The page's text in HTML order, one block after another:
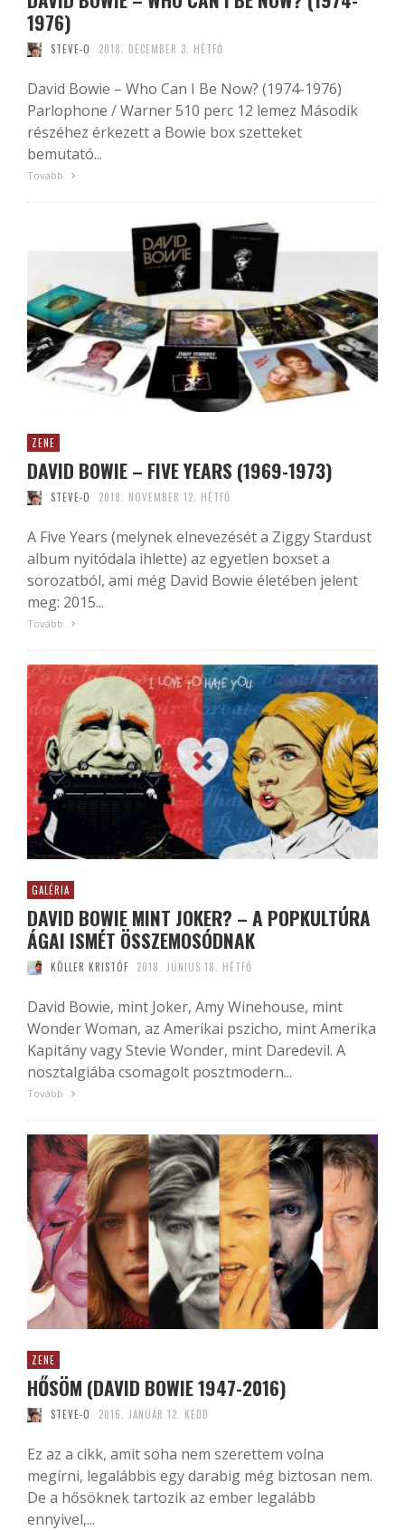
1976)
STEVE-O 2018. DECEMBER 3. HÉTFŐ
David Bowie – Who Can I Be Now? (1974-1976)
Parlophone / Warner 510 perc 12 lemez Második
részéhez érkezett a Bowie box szetteket
bemutató...
Tovább
ZENE
DAVID BOWIE – FIVE YEARS (1969-1973)
STEVE-O 2018. NOVEMBER 12. HÉTFŐ
A Five Years (melynek elnevezését a Ziggy Stardust
album nyitódala ihlette) az egyetlen boxset a
sorozatból, ami még David Bowie életében jelent
meg: 2015...
Tovább
GALÉRIA
DAVID BOWIE MINT JOKER? – A POPKULTÚRA
ÁGAI ISMÉT ÖSSZEMOSÓDNAK
KÖLLER KRISTÓF 2018. JÚNIUS 18. HÉTFŐ
David Bowie, mint Joker, Amy Winehouse, mint
Wonder Woman, az Amerikai pszicho, mint Amerika
Kapitány vagy Stevie Wonder, mint Daredevil. A
nosztalgiába csomagolt posztmodern...
Tovább
ZENE
HŐSÖM (DAVID BOWIE 1947-2016)
STEVE-O 2016. JANUÁR 12. KEDD
Ez az a cikk, amit soha nem szerettem volna
megírni, legalábbis egy darabig még biztosan nem.
De a hősöknek tartozik az ember legalább
ennyivel,...